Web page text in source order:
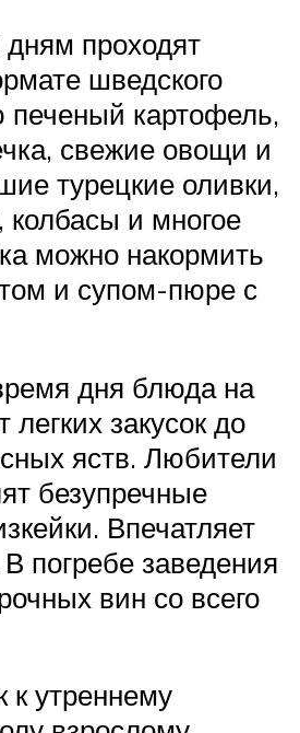
проходят
шведского
картофель,
свежие овощи и
турецкие оливки,
и многое
можно накормить
и супом-пюре с
дня блюда на
легких закусок до
яств. Любители
безупречные
Впечатляет
погребе заведения
вин со всего
к утреннему